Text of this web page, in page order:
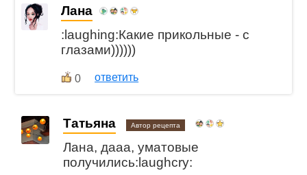
Лана
:laughing:Какие прикольные - с
глазами))))))
0 ответить
Татьяна Автор рецепта
Лана, дааа, уматовые
получились:laughcry: